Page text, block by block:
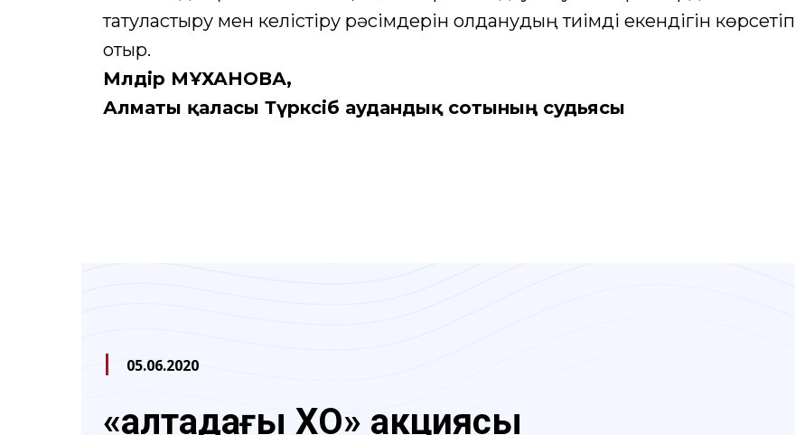
татуластыру мен келістіру рәсімдерін қолданудың тиімді екендігін көрсетіп
отыр.
Мөлдір МҰХАНОВА,
Алматы қаласы Түрксіб аудандық сотының судьясы